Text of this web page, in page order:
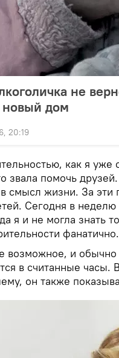
не
новый дом
20:19
как я уже
звала помочь
смысл жизни. За эти
Сегодня в
я и не могла знать
фанатично.
возможное, и
в считанные
он также